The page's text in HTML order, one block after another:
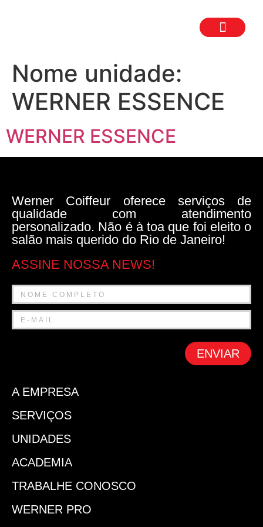
Nome unidade:
WERNER ESSENCE
WERNER ESSENCE
Werner Coiffeur oferece serviços de
qualidade com atendimento
personalizado. Não é à toa que foi eleito o
salão mais querido do Rio de Janeiro!
ASSINE NOSSA NEWS!
ENVIAR
A EMPRESA
SERVIÇOS
UNIDADES
ACADEMIA
TRABALHE CONOSCO
WERNER PRO